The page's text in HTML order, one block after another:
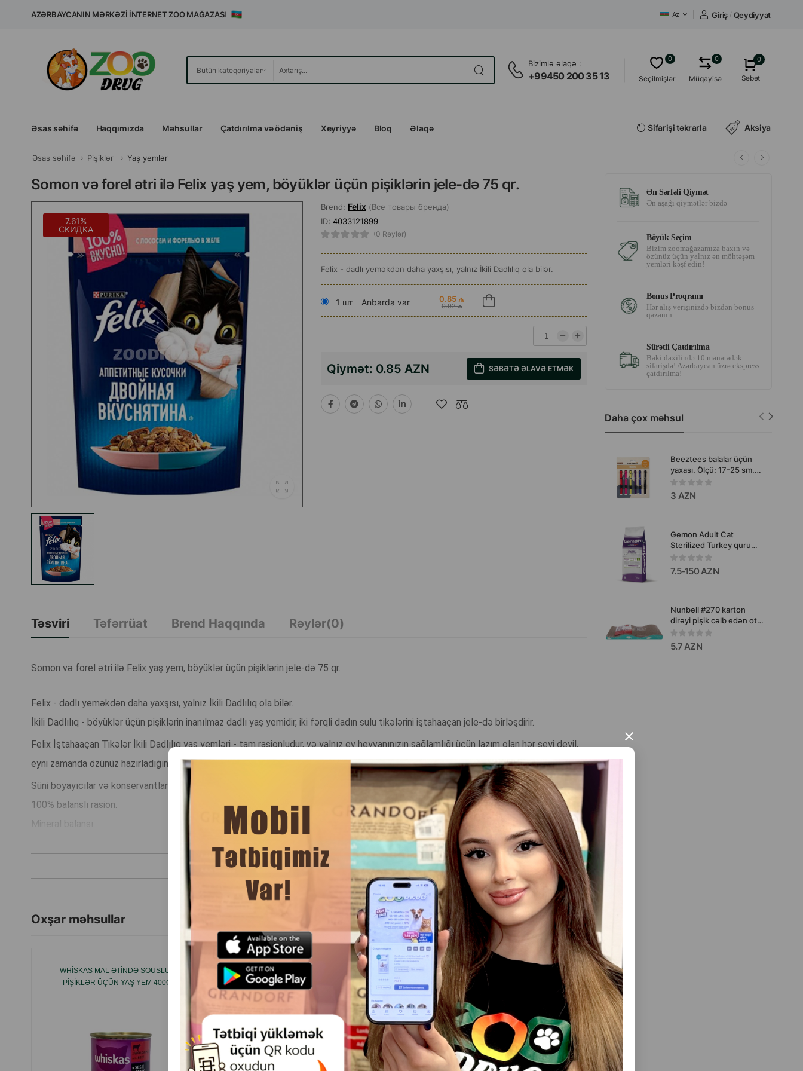
×
AZƏRBAYCANIN MƏRKƏZI İNTERNET ZOO MAĞAZASI Az Giriş / Qeydiyyat
Bizimlə əlaqə :
+99450 200 35 13 Seçilmişlər
0
Müqayisə
0 0
Səbət
Əsas səhifə Haqqımızda Məhsullar Çatdırılma və ödəniş Xeyriyyə Bloq Əlaqə Sifarişi təkrarla Aksiya
Əsas səhifə Pişiklər Yaş yemlər
Somon və forel ətri ilə Felix yaş yem, böyüklər üçün pişiklərin jele-də 75 qr.
7.61%
СКИДКА
Brend: Felix (Все товары бренда)
ID: 4033121899
(0 Rəylər)
Felix - dadlı yeməkdən daha yaxşısı, yalnız İkili Dadlılıq ola bilər.
1 шт Anbarda var 0.85 ₼
0.92 ₼
Qiymət: 0.85 AZN SƏBƏTƏ ƏLAVƏ ETMƏK
Təsviri Təfərrüat Brend Haqqında Rəylər(0)
Somon və forel ətri ilə Felix yaş yem, böyüklər üçün pişiklərin jele-də 75 qr.
Felix - dadlı yeməkdən daha yaxşısı, yalnız İkili Dadlılıq ola bilər.
İkili Dadlılıq - böyüklər üçün pişiklərin inanılmaz dadlı yaş yemidir, iki fərqli dadın sulu tikələrini iştahaaçan jele-də birləşdirir.
Felix İştahaaçan Tikələr İkili Dadlılıq yaş yemləri - tam rasionludur, və yalnız ev heyvanınızın sağlamlığı üçün lazım olan hər şeyi deyil,
eyni zamanda özünüz hazırladığınız kimi iştahaaçan görünür və ətir verir.
Süni boyayıcılar və konservantlar yoxdur.
100% balanslı rasion.
DAHA ÇOX OXU
Oxşar məhsullar Hamısını Gör
WHISKAS MAL ƏTINDƏ SOUSLU —
PIŞIKLƏR ÜÇÜN YAŞ YEM 400QR
MONGE CAT ADULT BEEF YAŞ XÖRƏK,
BÖYÜKLƏR ÜÇÜN, MAL ƏTI DADLI ƏT
QIRINTILARI 80 QRAM.
ALPHAPET WOW PIŞIK ƏTI HINDUŞKA
INCƏ DILIMLƏR SOUSDA BÖYÜKLƏR
ÜÇÜN STERIL EDILMIŞ PIŞIKLƏRI 80 QR.
FELIX YAŞIL YEM, YETKIN PIŞIKLƏR ÜÇÜN
Ən Sərfəli Qiymət
Ən aşağı qiymətlər bizdə
Böyük Seçim
Bizim zoomağazamıza baxın və
özünüz üçün yalnız ən möhtəşəm
yemləri kəşf edin!
Bonus Proqramı
Hər alış verişinizdə bizdən bonus
qazanın
Sürətli Çatdırılma
Baki daxilində 10 manatadək
sifarişdə! Azərbaycan üzrə ekspress
çatdırılma!
Daha çox məhsul
Beeztees balalar üçün
yaxası. Ölçü: 17-25 sm.
Rənglər müxtəlifdir.
3 AZN
Gemon Adult Cat
Sterilized Turkey quru
yemi Sterilizasiya
olunmuş erkək pişiklər
üçün hind quşu ətli
7.5-150 AZN
Nunbell #270 karton
dirəyi pişik cəlb edən ot
ilə pişikləri üçün. Ölçü:
44×3.2×21.5 sm.
5.7 AZN